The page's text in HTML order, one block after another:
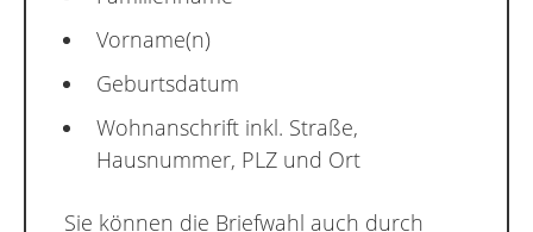
Vorname(n)
Geburtsdatum
Wohnanschrift inkl. Straße,
Hausnummer, PLZ und Ort
Sie können die Briefwahl auch durch